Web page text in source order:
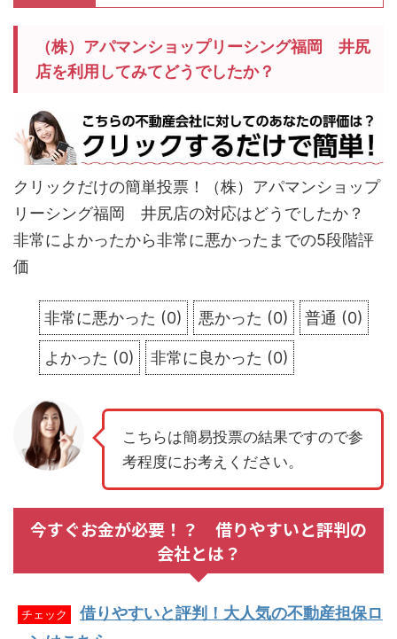
（株）アパマンショップリーシング福岡 井尻
店を利用してみてどうでしたか？
クリックだけの簡単投票！（株）アパマンショップ
リーシング福岡 井尻店の対応はどうでしたか？
非常によかったから非常に悪かったまでの5段階評
価
非常に悪かった (0) 悪かった (0) 普通 (0)
よかった (0) 非常に良かった (0)
こちらは簡易投票の結果ですので参
考程度にお考えください。
今すぐお金が必要！？ 借りやすいと評判の
会社とは？
チェック
借りやすいと評判！大人気の不動産担保ロ